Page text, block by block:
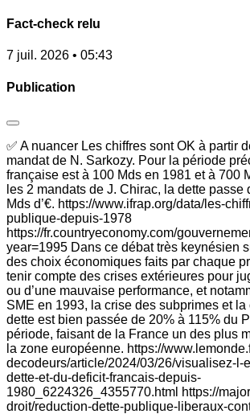
Fact-check relu
7 juil. 2026 • 05:43
Publication
✅ A nuancer Les chiffres sont OK à partir
mandat de N. Sarkozy. Pour la période
française est à 100 Mds en 1981 et à 700
les 2 mandats de J. Chirac, la dette passe
Mds d’€. https://www.ifrap.org/data/les-
publique-depuis-1978
https://fr.countryeconomy.com/
year=1995 Dans ce débat très keynésien
des choix économiques faits par chaque
tenir compte des crises extérieures pour
ou d’une mauvaise performance, et
SME en 1993, la crise des subprimes et la
dette est bien passée de 20% à 115% du
période, faisant de la France un des plus
la zone européenne. https://
decodeurs/article/2024/03/26/visualisez-l-
dette-et-du-deficit-francais-depuis-
1980_6224326_4355770.html https://
droit/reduction-dette-publique-liberaux-